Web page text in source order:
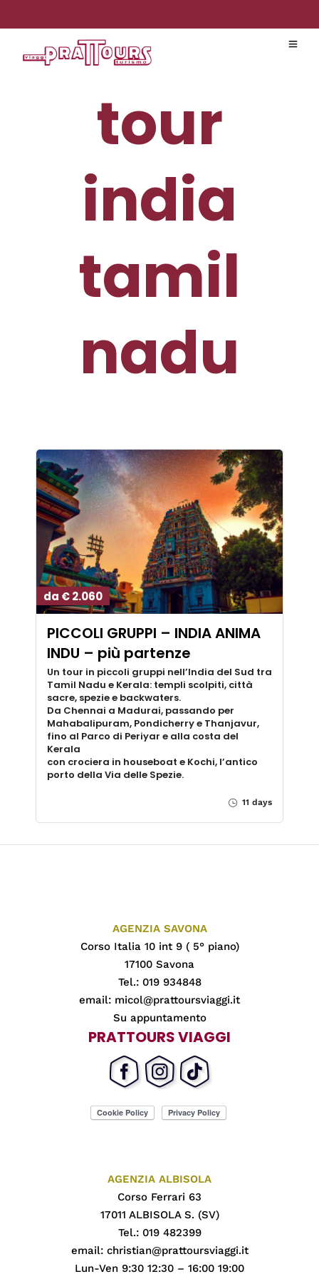
tour
india
tamil
nadu
da € 2.060
PICCOLI GRUPPI – INDIA ANIMA
INDU – più partenze
Un tour in piccoli gruppi nell’India del Sud tra
Tamil Nadu e Kerala: templi scolpiti, città
sacre, spezie e backwaters.
Da Chennai a Madurai, passando per
Mahabalipuram, Pondicherry e Thanjavur,
fino al Parco di Periyar e alla costa del
Kerala
con crociera in houseboat e Kochi, l’antico
porto della Via delle Spezie.
11 days
AGENZIA SAVONA
Corso Italia 10 int 9 ( 5° piano)
17100 Savona
Tel.: 019 934848
email: micol@prattoursviaggi.it
Su appuntamento
PRATTOURS VIAGGI
AGENZIA ALBISOLA
Corso Ferrari 63
17011 ALBISOLA S. (SV)
Tel.: 019 482399
email: christian@prattoursviaggi.it
Lun-Ven 9:30 12:30 – 16:00 19:00